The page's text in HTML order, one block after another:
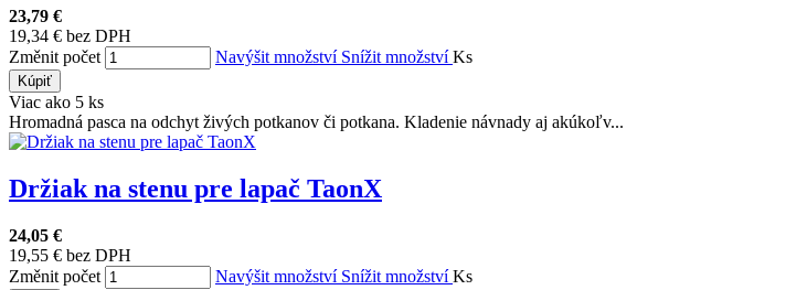
23,79 €
19,34 € bez DPH
Změnit počet
Navýšit množství Snížit množstvíKs
Kúpiť
Viac ako 5 ks
Hromadná pasca na odchyt živých potkanov či potkana. Kladenie návnady aj akúkoľv...
Držiak na stenu pre lapač TaonX
24,05 €
19,55 € bez DPH
Změnit počet
Navýšit množství Snížit množstvíKs